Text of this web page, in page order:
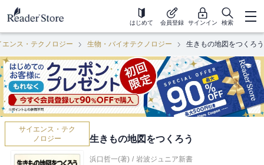
はじめて 会員登録 サインイン 検索
エンス・テクノロジー 生物・バイオテクノロジー 生きもの地図をつくろう
サイエンス・テク
ノロジー
生きもの地図をつくろう
浜口哲一(著) / 岩波ジュニア新書